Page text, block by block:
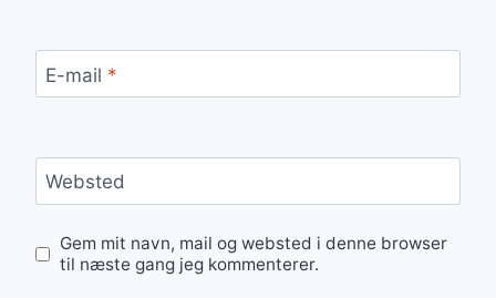
E-mail *
Websted
Gem mit navn, mail og websted i denne browser
til næste gang jeg kommenterer.